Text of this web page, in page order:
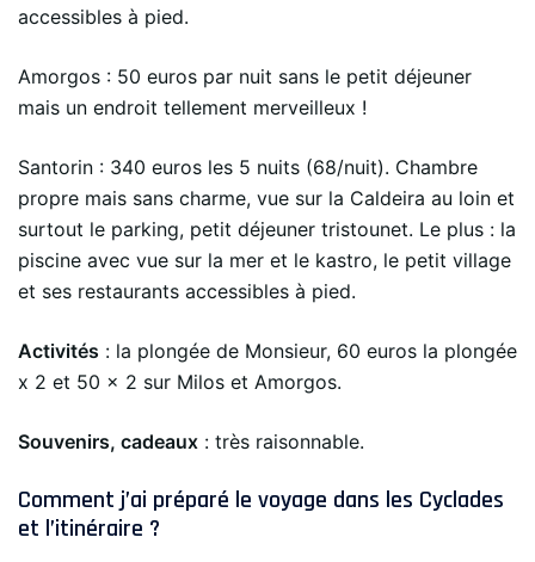
accessibles à pied.
Amorgos : 50 euros par nuit sans le petit déjeuner
mais un endroit tellement merveilleux !
Santorin : 340 euros les 5 nuits (68/nuit). Chambre
propre mais sans charme, vue sur la Caldeira au loin et
surtout le parking, petit déjeuner tristounet. Le plus : la
piscine avec vue sur la mer et le kastro, le petit village
et ses restaurants accessibles à pied.
Activités : la plongée de Monsieur, 60 euros la plongée
x 2 et 50 x 2 sur Milos et Amorgos.
Souvenirs, cadeaux : très raisonnable.
Comment j’ai préparé le voyage dans les Cyclades
et l’itinéraire ?